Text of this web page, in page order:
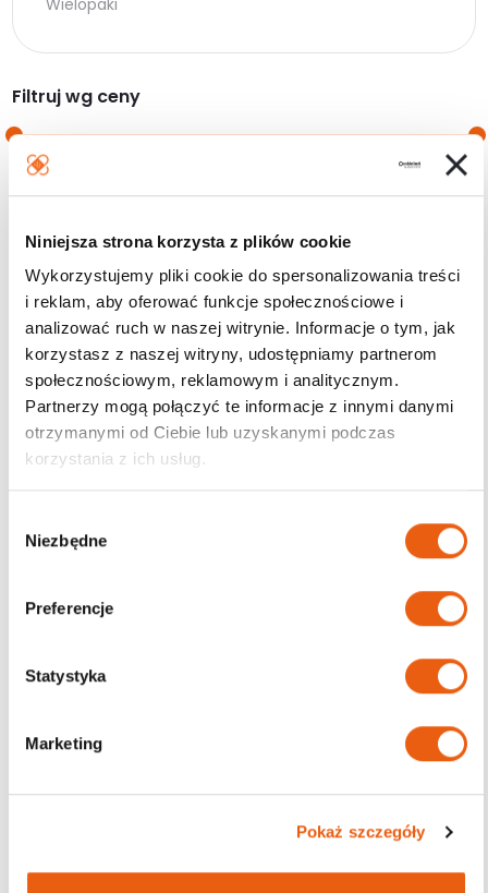
Niniejsza strona korzysta z plików cookie
Wykorzystujemy pliki cookie do spersonalizowania treści
i reklam, aby oferować funkcje społecznościowe i
analizować ruch w naszej witrynie. Informacje o tym, jak
korzystasz z naszej witryny, udostępniamy partnerom
społecznościowym, reklamowym i analitycznym.
Partnerzy mogą połączyć te informacje z innymi danymi
otrzymanymi od Ciebie lub uzyskanymi podczas
korzystania z ich usług.
Niezbędne
Preferencje
Statystyka
Marketing
Pokaż szczegóły
Wielopaki
Filtruj wg ceny
Filtruj
Darmowa dostawa
od 200zł